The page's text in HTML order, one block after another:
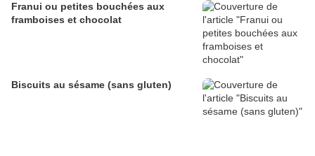
Franui ou petites bouchées aux
framboises et chocolat
Biscuits au sésame (sans gluten)